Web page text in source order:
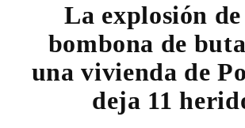
La explosión
bombona de
una vivienda de
deja 11